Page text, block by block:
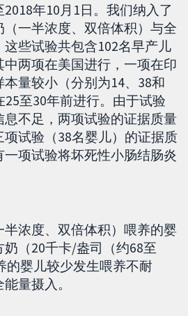
年10月1日。我们纳入了
一半浓度、双倍体积）与全
些试验共包含102名早产儿
两项在美国进行，一项在印
量较小（分别为14、38和
至30年前进行。由于试验
不足，两项试验的证据质量
试验（38名婴儿）的证据质
项试验将坏死性小肠结肠炎
浓度、双倍体积）喂养的婴
奶（20千卡/盎司（约68至
的婴儿较少发生喂养不耐
量摄入。